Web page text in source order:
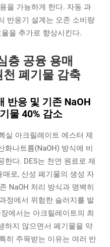
을 가능하게 한다. 자동 과
반응기 설계는 오존 소비량
을 추가로 향상시킨다.
층 공융 용매
천 폐기물 감축
반응 및 기존 NaOH
물 40% 감소
실 아크릴레이트 에스터 제
화나트륨(NaOH) 방식에 비
한다. DES는 천연 원료로 제
로, 산성 폐기물의 생성 자
NaOH 처리 방식과 명백히
정에서 위험한 슬러지를 발
에서는 아크릴레이트의 최
하지 않으면서 폐기물을 약
히 주목받는 이유는 여러 반